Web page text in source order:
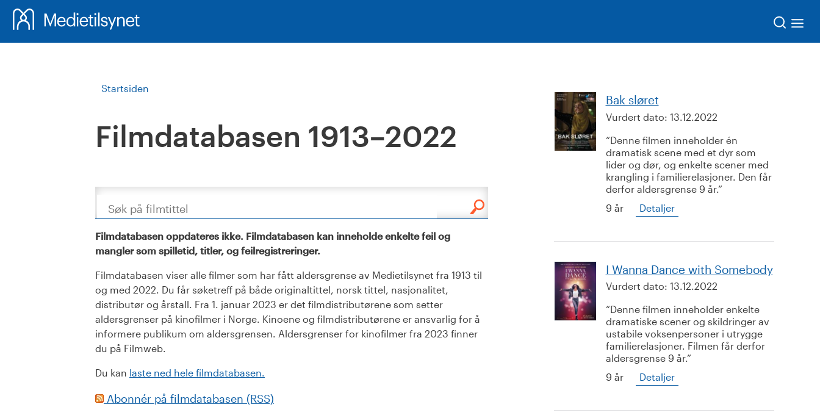
Startsiden
Filmdatabasen 1913–2022
Søk
Filmdatabasen oppdateres ikke. Filmdatabasen kan inneholde enkelte feil og
mangler som spilletid, titler, og feilregistreringer.
Filmdatabasen viser alle filmer som har fått aldersgrense av Medietilsynet fra 1913 til
og med 2022. Du får søketreff på både originaltittel, norsk tittel, nasjonalitet,
distributør og årstall. Fra 1. januar 2023 er det filmdistributørene som setter
aldersgrenser på kinofilmer i Norge. Kinoene og filmdistributørene er ansvarlig for å
informere publikum om aldersgrensen. Aldersgrenser for kinofilmer fra 2023 finner
du på Filmweb.
Du kan laste ned hele filmdatabasen.
Abonnér på filmdatabasen (RSS)
Bak sløret
Vurdert dato: 13.12.2022
Denne filmen inneholder én
dramatisk scene med et dyr som
lider og dør, og enkelte scener med
krangling i familierelasjoner. Den får
derfor aldersgrense 9 år.
9 år
Detaljer
I Wanna Dance with Somebody
Vurdert dato: 13.12.2022
Denne filmen inneholder enkelte
dramatiske scener og skildringer av
ustabile voksenpersoner i utrygge
familierelasjoner. Filmen får derfor
aldersgrense 9 år.
9 år
Detaljer